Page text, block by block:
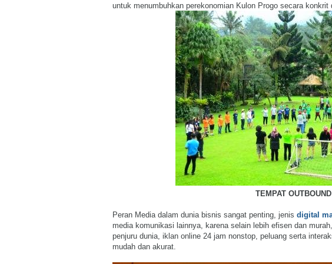
untuk menumbuhkan perekonomian Kulon Progo secara konkrit
TEMPAT
Peran Media dalam dunia bisnis sangat penting, jenis digital
media komunikasi lainnya, karena selain lebih efisen dan murah,
penjuru dunia, iklan online 24 jam nonstop , peluang serta
mudah dan akurat